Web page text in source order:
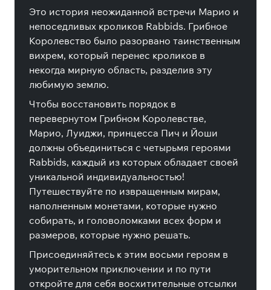
Это история неожиданной встречи Марио и
непоседливых кроликов Rabbids. Грибное
Королевство было разорвано таинственным
вихрем, который перенес кроликов в
некогда мирную область, разделив эту
любимую землю.
Чтобы восстановить порядок в
перевернутом Грибном Королевстве,
Марио, Луиджи, принцесса Пич и Йоши
должны объединиться с четырьмя героями
Rabbids, каждый из которых обладает своей
уникальной индивидуальностью!
Путешествуйте по извращенным мирам,
наполненным монетами, которые нужно
собирать, и головоломками всех форм и
размеров, которые нужно решать.
Присоединяйтесь к этим восьми героям в
уморительном приключении и по пути
откройте для себя восхитительные отсылки